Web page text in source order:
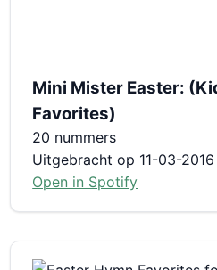
Mini Mister Easter:
Favorites)
20 nummers
Uitgebracht op 11-03-2016
Open in Spotify